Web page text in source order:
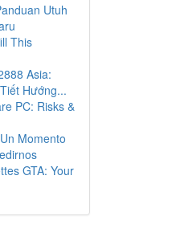
Utuh
This
Asia:
Hướng...
PC: Risks &
Momento
GTA: Your